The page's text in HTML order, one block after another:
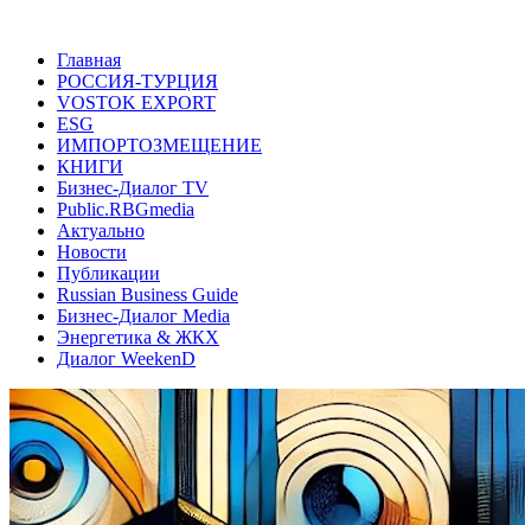
Главная
РОССИЯ-ТУРЦИЯ
VOSTOK EXPORT
ESG
ИМПОРТОЗМЕЩЕНИЕ
КНИГИ
Бизнес-Диалог TV
Public.RBGmedia
Актуально
Новости
Публикации
Russian Business Guide
Бизнес-Диалог Media
Энергетика & ЖКХ
Диалог WeekenD